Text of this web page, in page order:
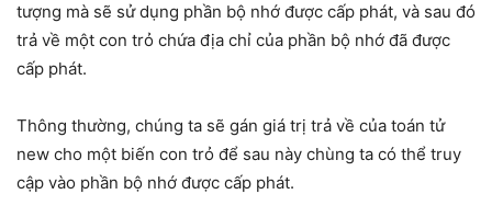
tượng mà sẽ sử dụng phần bộ nhớ được cấp phát, và sau đó
trả về một con trỏ chứa địa chỉ của phần bộ nhớ đã được
cấp phát.
Thông thường, chúng ta sẽ gán giá trị trả về của toán tử
new cho một biến con trỏ để sau này chùng ta có thể truy
cập vào phần bộ nhớ được cấp phát.